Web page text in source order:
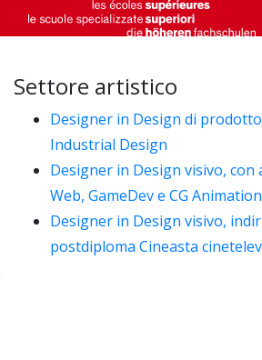
Settore artistico
Designer in Design di
Industrial Design
Designer in Design visivo,
Web, GameDev e CG Animation
Designer in Design visivo,
postdiploma Cineasta